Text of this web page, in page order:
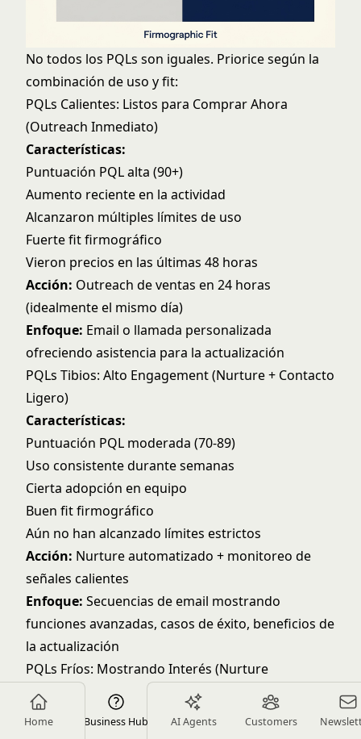
Home Business Hub AI Agents Customers
No todos los PQLs son iguales. Priorice según la
combinación de uso y fit:
PQLs Calientes: Listos para Comprar Ahora
(Outreach Inmediato)
Características:
Puntuación PQL alta (90+)
Aumento reciente en la actividad
Alcanzaron múltiples límites de uso
Fuerte fit firmográfico
Vieron precios en las últimas 48 horas
Acción: Outreach de ventas en 24 horas
(idealmente el mismo día)
Enfoque: Email o llamada personalizada
ofreciendo asistencia para la actualización
PQLs Tibios: Alto Engagement (Nurture + Contacto
Ligero)
Características:
Puntuación PQL moderada (70-89)
Uso consistente durante semanas
Cierta adopción en equipo
Buen fit firmográfico
Aún no han alcanzado límites estrictos
Acción: Nurture automatizado + monitoreo de
señales calientes
Enfoque: Secuencias de email mostrando
funciones avanzadas, casos de éxito, beneficios de
la actualización
PQLs Fríos: Mostrando Interés (Nurture
Automatizado)
Características: